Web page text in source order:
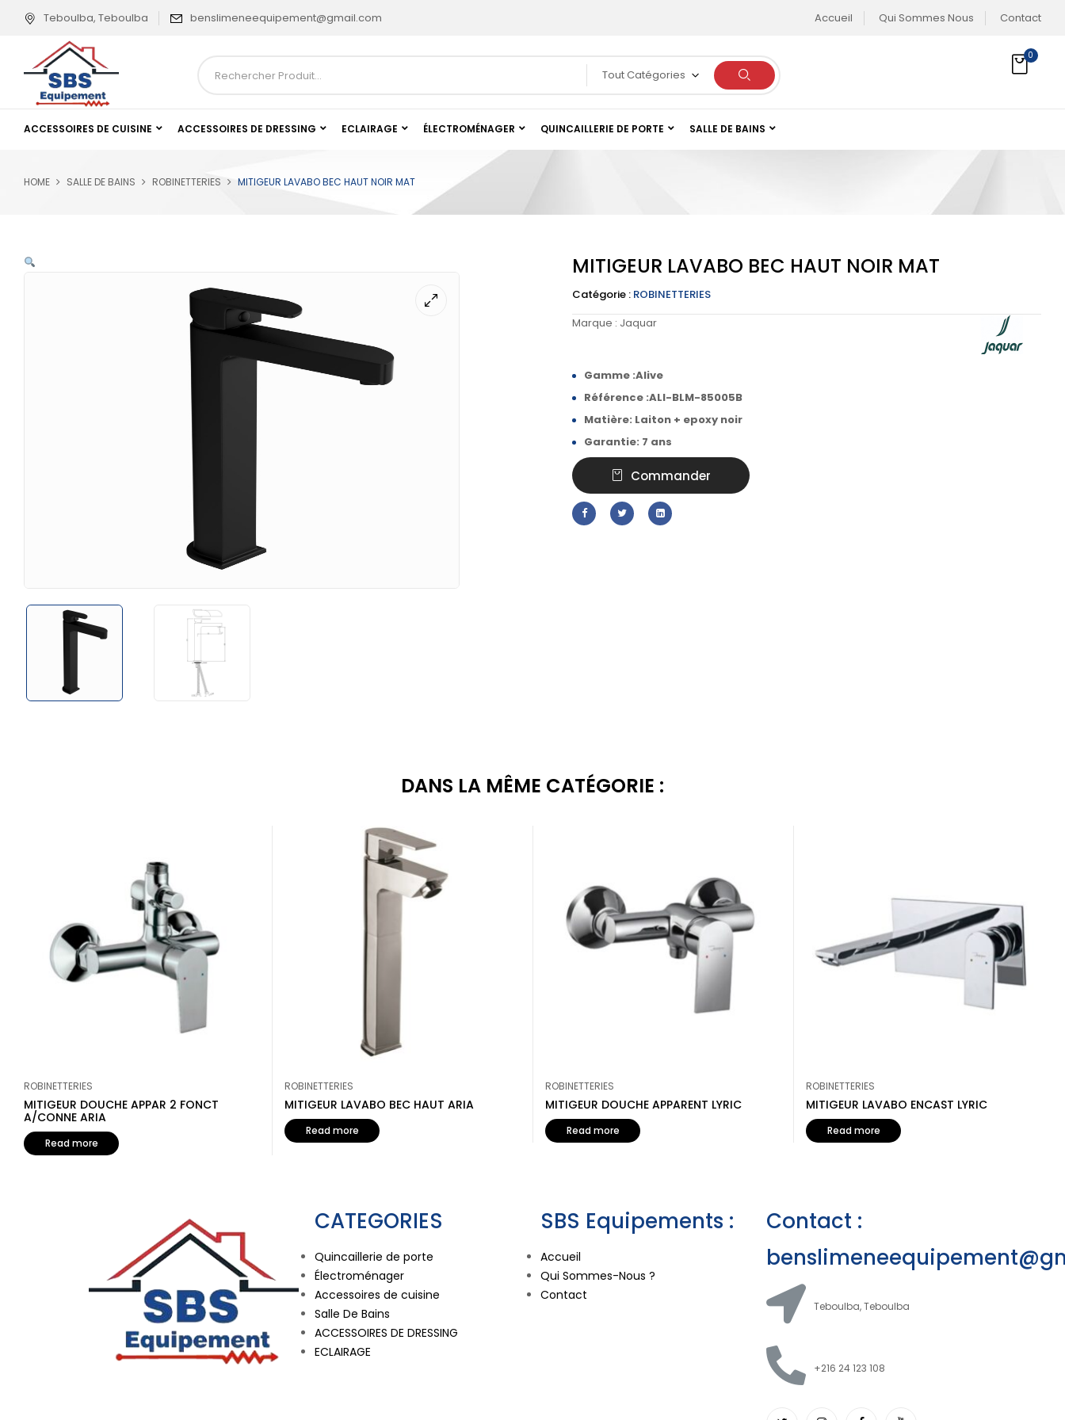
Teboulba, Teboulba benslimeneequipement@gmail.com Accueil Qui Sommes Nous Contact
Tout Catégories
0
ACCESSOIRES DE CUISINE ACCESSOIRES DE DRESSING ECLAIRAGE ÉLECTROMÉNAGER QUINCAILLERIE DE PORTE SALLE DE BAINS
HOME SALLE DE BAINS ROBINETTERIES MITIGEUR LAVABO BEC HAUT NOIR MAT
MITIGEUR LAVABO BEC HAUT NOIR MAT
Catégorie : ROBINETTERIES
Marque : Jaquar
Gamme :Alive
Référence :ALI-BLM-85005B
Matière: Laiton + epoxy noir
Garantie: 7 ans
Commander
DANS LA MÊME CATÉGORIE :
ROBINETTERIES
MITIGEUR DOUCHE APPAR 2 FONCT
A/CONNE ARIA
Read more
ROBINETTERIES
MITIGEUR LAVABO BEC HAUT ARIA
Read more
ROBINETTERIES
MITIGEUR DOUCHE APPARENT LYRIC
Read more
ROBINETTERIES
MITIGEUR LAVABO ENCAST LYRIC
Read more
CATEGORIES
Quincaillerie de porte
Électroménager
Accessoires de cuisine
Salle De Bains
ACCESSOIRES DE DRESSING
ECLAIRAGE
SBS Equipements :
Accueil
Qui Sommes-Nous ?
Contact
Contact :
Teboulba, Teboulba
+216 24 123 108